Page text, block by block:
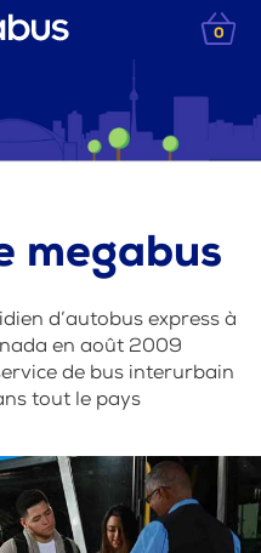
0
megabus
d’autobus express à
en août 2009
de bus interurbain
tout le pays